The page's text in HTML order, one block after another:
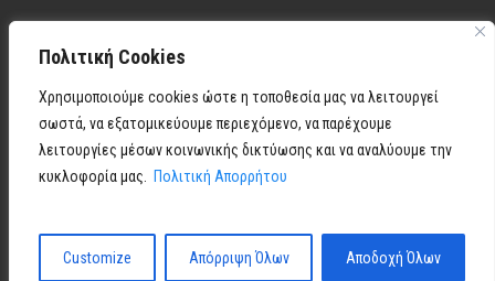
Πολιτική Cookies
Χρησιμοποιούμε cookies ώστε η τοποθεσία μας να λειτουργεί
σωστά, να εξατομικεύουμε περιεχόμενο, να παρέχουμε
λειτουργίες μέσων κοινωνικής δικτύωσης και να αναλύουμε την
κυκλοφορία μας.
Πολιτική Απορρήτου
Customize Απόρριψη Όλων Αποδοχή Όλων